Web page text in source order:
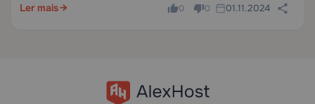
corrigindo vulnerabilidades…
Ler mais 0 0 01.11.2024